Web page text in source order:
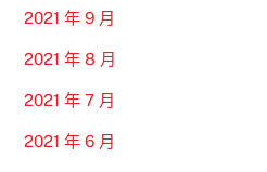
2021 年 9 月
2021 年 8 月
2021 年 7 月
2021 年 6 月